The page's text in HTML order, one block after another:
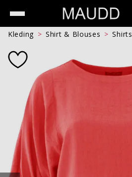
Kleding Shirt & Blouses Shirts